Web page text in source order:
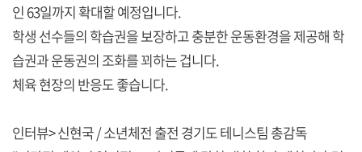
인 63일까지 확대할 예정입니다.
학생 선수들의 학습권을 보장하고 충분한 운동환경을 제공해 학
습권과 운동권의 조화를 꾀하는 겁니다.
체육 현장의 반응도 좋습니다.
인터뷰> 신현국 / 소년체전 출전 경기도 테니스팀 총감독